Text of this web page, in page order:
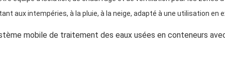
aux intempéries, à la pluie, à la neige, adapté à une utilisation en